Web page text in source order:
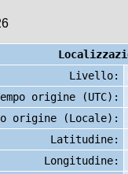
Livello:
origine (UTC):
origine (Locale):
Latitudine:
Longitudine: